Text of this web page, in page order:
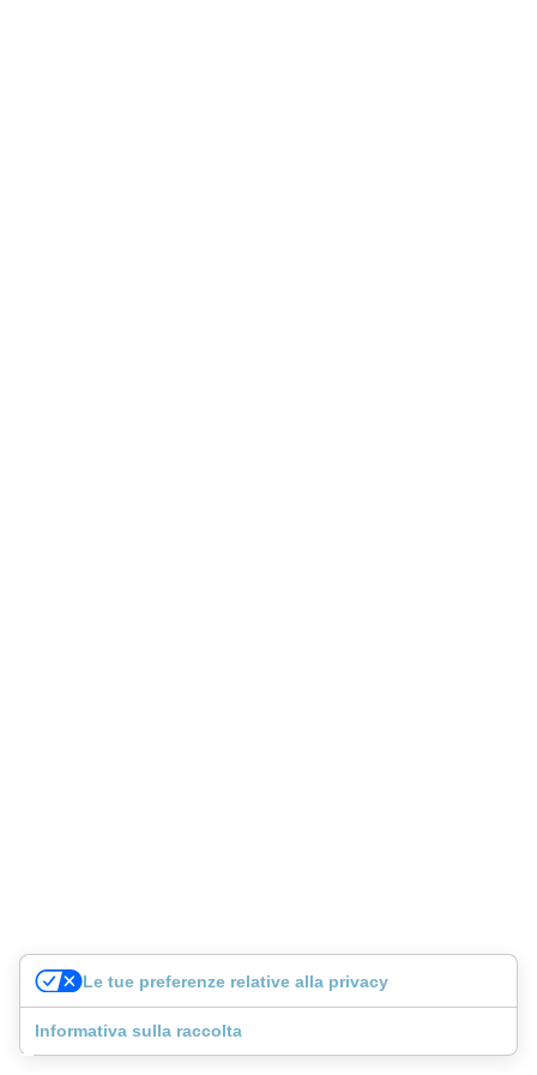
Le tue preferenze relative alla privacy
Informativa sulla raccolta